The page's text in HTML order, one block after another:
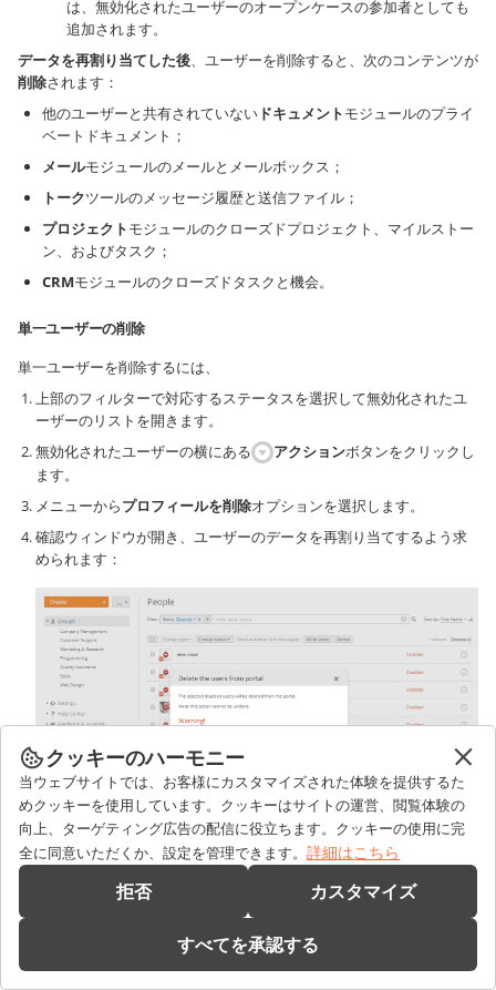
は、無効化されたユーザーのオープンケースの参加者としても
追加されます。
データを再割り当てした後、ユーザーを削除すると、次のコンテンツが
削除されます：
他のユーザーと共有されていない ドキュメントモジュールのプライ
ベートドキュメント；
メールモジュールのメールとメールボックス；
トークツールのメッセージ履歴と送信ファイル；
プロジェクトモジュールのクローズドプロジェクト、マイルストー
ン、およびタスク；
CRMモジュールのクローズドタスクと機会。
単一ユーザーの削除
単一ユーザーを削除するには、
上部のフィルターで対応するステータスを選択して無効化されたユ
ーザーのリストを開きます。
無効化されたユーザーの横にある
アクションボタンをクリックし
ます。
メニューからプロフィールを削除オプションを選択します。
確認ウィンドウが開き、ユーザーのデータを再割り当てするよう求
められます：
確認ウィンドウでデータを再割り当てボタンをクリックします。
新しいページが開き、データを再割り当てしたいポータルユーザー
を選択できます。リストから必要なアクティブユーザーを選択しま
再割り当てが完了したらプロフィールを削除ボックスはデフォルト
クッキーのハーモニー
当ウェブサイトでは、お客様にカスタマイズされた体験を提供するた
めクッキーを使用しています。クッキーはサイトの運営、閲覧体験の
向上、ターゲティング広告の配信に役立ちます。クッキーの使用に完
全に同意いただくか、設定を管理できます。 詳細はこちら
拒否 カスタマイズ
すべてを承認する